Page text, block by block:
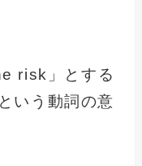
risk」とする
いう動詞の意